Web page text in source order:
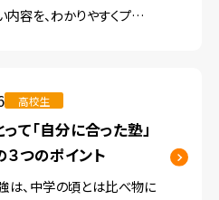
容を、わかりやすくプロに
あれば、こんな希望が叶え
高校生
て「自分に合った塾」
つのポイント
は、中学の頃とは比べ物に